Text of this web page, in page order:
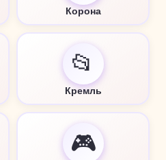
Корона
📂
Кремль
🎮